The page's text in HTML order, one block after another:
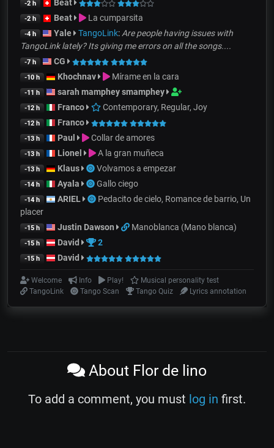
-2 h Beat
-2 h Beat La cumparsita
-4 h Yale TangoLink: Are people having issues with
TangoLink lately? Its giving me errors on all the songs....
-7 h CG
-10 h Khochnav Mírame en la cara
-11 h sarah mamphey smamphey
-12 h Franco Contemporary, Regular, Joy
-12 h Franco
-13 h Paul Collar de amores
-13 h Lionel A la gran muñeca
-13 h Klaus Volvamos a empezar
-14 h Ayala Gallo ciego
-14 h ARIEL
Pedacito de cielo, Romance de barrio, Un
placer
-15 h Justin Dawson Manoblanca (Mano blanca)
-15 h David 2
-15 h David
Welcome Info Play!
Musical personality test
TangoLink
Tango Scan Tango Quiz Lyrics annotation
About Flor de lino
To add a comment, you must log in first.